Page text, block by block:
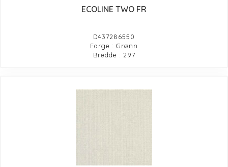
ECOLINE TWO FR
D437286550
Farge : Grønn
Bredde : 297